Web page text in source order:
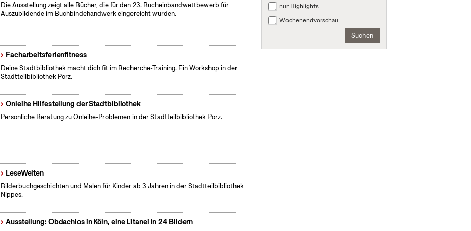
Die Ausstellung zeigt alle Bücher, die für den 23. Bucheinbandwettbewerb für
Auszubildende im Buchbindehandwerk eingereicht wurden.
Facharbeitsferienfitness
Deine Stadtbibliothek macht dich fit im Recherche-Training. Ein Workshop in der
Stadtteilbibliothek Porz.
Onleihe Hilfestellung der Stadtbibliothek
Persönliche Beratung zu Onleihe-Problemen in der Stadtteilbibliothek Porz.
LeseWelten
Bilderbuchgeschichten und Malen für Kinder ab 3 Jahren in der Stadtteilbibliothek
Nippes.
Ausstellung: Obdachlos in Köln, eine Litanei in 24 Bildern
nur Highlights
Wochenendvorschau
Suchen